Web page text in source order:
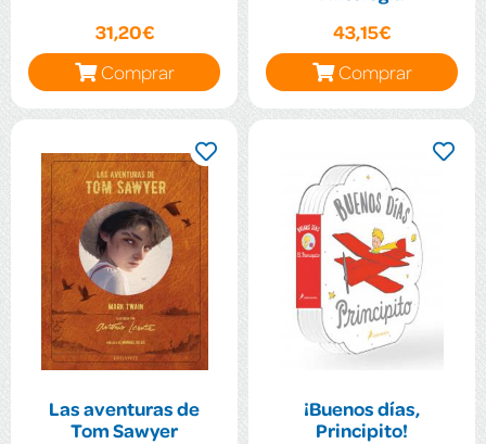
31,20€
Comprar
43,15€
Comprar
Las aventuras de
Tom Sawyer
¡Buenos días,
Principito!